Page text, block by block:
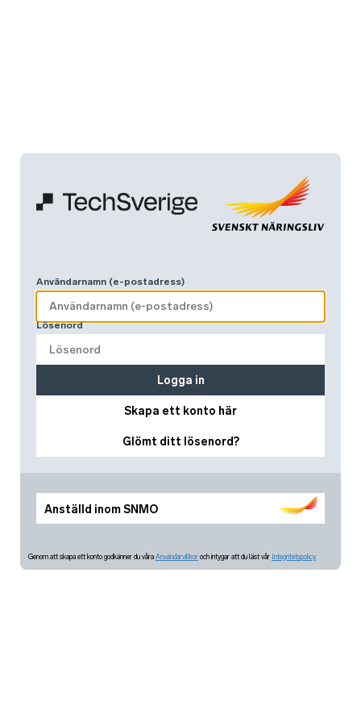
Anställd inom SNMO
Användarnamn (e-postadress)
Lösenord
Skapa ett konto här
Glömt ditt lösenord?
Logga in
Genom att skapa ett konto godkänner du våra Användarvillkor och intygar att du läst vår Integritetspolicy.